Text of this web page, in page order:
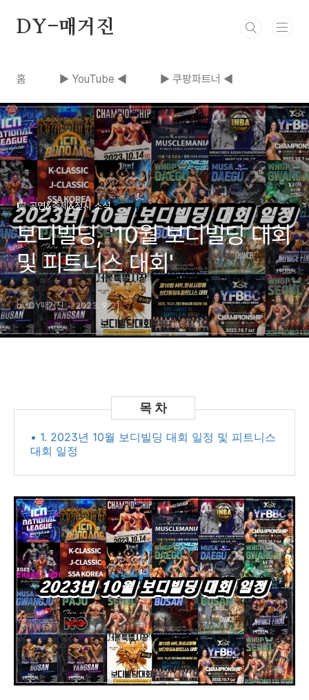
DY-매거진
홈 ▶ YouTube ◀ ▶ 쿠팡파트너 ◀
🎼 공연&축제&전시 소식
보디빌딩, '10월 보디빌딩 대회
및 피트니스 대회'
by DY매거진 2023. 9. 21.
• 1. 2023년 10월 보디빌딩 대회 일정 및 피트니스
대회 일정